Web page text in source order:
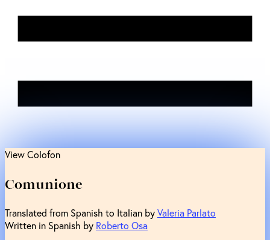
View Colofon
Comunione
Translated from Spanish to Italian byValeria Parlato
Written in Spanish by Roberto Osa